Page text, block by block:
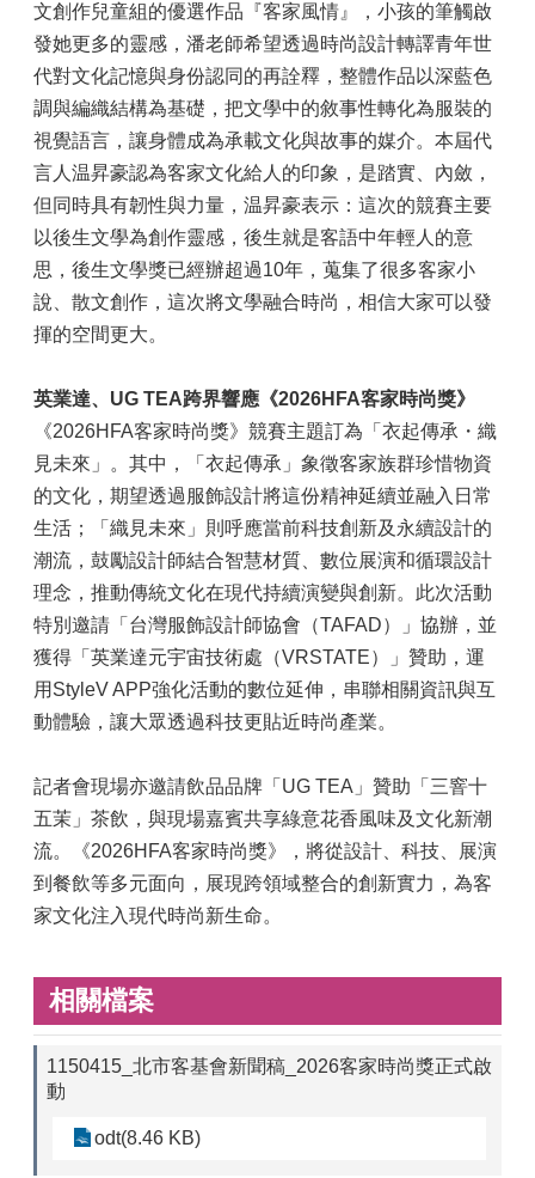
文創作兒童組的優選作品『客家風情』，小孩的筆觸啟
發她更多的靈感，潘老師希望透過時尚設計轉譯青年世
代對文化記憶與身份認同的再詮釋，整體作品以深藍色
調與編織結構為基礎，把文學中的敘事性轉化為服裝的
視覺語言，讓身體成為承載文化與故事的媒介。本屆代
言人温昇豪認為客家文化給人的印象，是踏實、內斂，
但同時具有韌性與力量，温昇豪表示：這次的競賽主要
以後生文學為創作靈感，後生就是客語中年輕人的意
思，後生文學獎已經辦超過10年，蒐集了很多客家小
說、散文創作，這次將文學融合時尚，相信大家可以發
揮的空間更大。
英業達、UG TEA跨界響應《2026HFA客家時尚獎》
《2026HFA客家時尚獎》競賽主題訂為「衣起傳承・織
見未來」。其中，「衣起傳承」象徵客家族群珍惜物資
的文化，期望透過服飾設計將這份精神延續並融入日常
生活；「織見未來」則呼應當前科技創新及永續設計的
潮流，鼓勵設計師結合智慧材質、數位展演和循環設計
理念，推動傳統文化在現代持續演變與創新。此次活動
特別邀請「台灣服飾設計師協會（TAFAD）」協辦，並
獲得「英業達元宇宙技術處（VRSTATE）」贊助，運
用StyleV APP強化活動的數位延伸，串聯相關資訊與互
動體驗，讓大眾透過科技更貼近時尚產業。
記者會現場亦邀請飲品品牌「UG TEA」贊助「三窨十
五茉」茶飲，與現場嘉賓共享綠意花香風味及文化新潮
流。《2026HFA客家時尚獎》，將從設計、科技、展演
到餐飲等多元面向，展現跨領域整合的創新實力，為客
家文化注入現代時尚新生命。
相關檔案
1150415_北市客基會新聞稿_2026客家時尚獎正式啟
動
odt(8.46 KB)